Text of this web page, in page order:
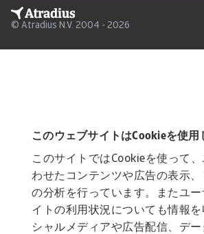
このウェブサイトはCookieを使用
このサイトではCookieを使って
わせたコンテンツや広告の表示、
の分析を行っています。またユ
イトの利用状況についても情報
シャルメディアや広告配信、デ
© Atradius N.V. 2004 - 2026